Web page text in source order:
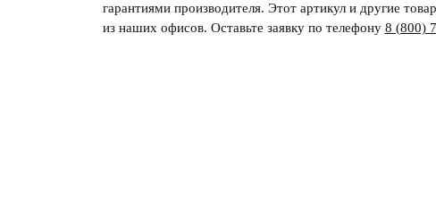
гарантиями производителя. Этот артикул и другие
из наших офисов. Оставьте заявку по телефону 8 (800)